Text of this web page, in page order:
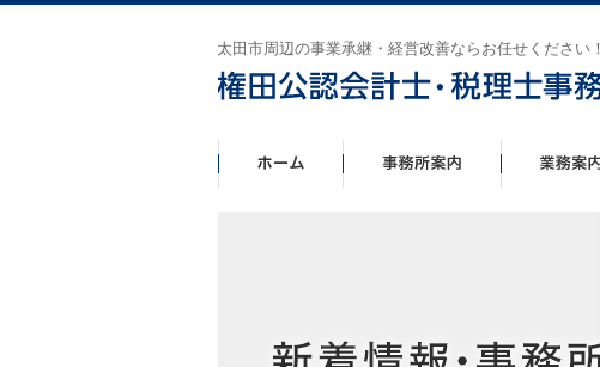
太田市周辺の事業承継・経営改善ならお任せください！